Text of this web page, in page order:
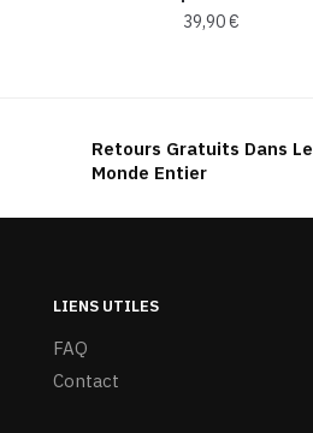
39,90€
Retours Gratuits Dans Le
Monde Entier
LIENS UTILES
FAQ
Contact